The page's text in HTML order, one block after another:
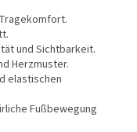
und Sichtbarkeit.
Herzmuster.
elastischen
Fußbewegung